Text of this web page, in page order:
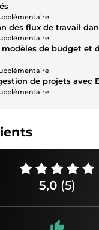
des flux de travail
modèles de budget et
de projets avec
5,0 (5)